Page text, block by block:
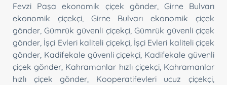
Fevzi Paşa ekonomik çiçek gönder, Girne Bulvarı
ekonomik çiçekçi, Girne Bulvarı ekonomik çiçek
gönder ,Gümrük güvenli çiçekçi, Gümrük güvenli çiçek
gönder İşçi Evleri kaliteli çiçekçi, İşçi Evleri kaliteli çiçek
gönder Kadifekale güvenli çiçekçi Kadifekale güvenli
çiçek gönder Kahramanlar hızlı çiçekçi, Kahramanlar
hızlı çiçek gönder
Kooperatifevleri ucuz çiçekçi